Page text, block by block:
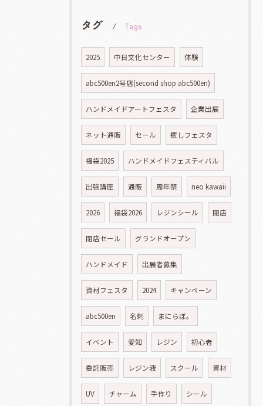
タグ Tags
2025 中日文化センター 体験
abc500en2号店(second shop abc500en)
ハンドメイドアートフェスタ 企業出展
ネット通販 セール 癒しフェスタ
福袋2025 ハンドメイドフェスティバル
出張講座 通販 周年祭 neo kawaii
2026 福袋2026 レジンシール 閉店
閉店セール グランドオープン
ハンドメイド 出展者募集
資材フェスタ 2024 キャンペーン
abc500en 名刺 まにらぼ。
イベント 愛知 レジン 初心者
委託販売 レジン液 スクール 資材
UV チャーム 手作り シール